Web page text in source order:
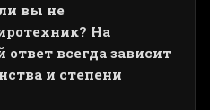
вы не
На
всегда зависит
и степени